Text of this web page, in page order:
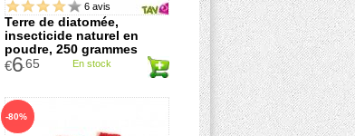
Terre de diatomée,
insecticide naturel en
poudre, 250 grammes
€6.65 En stock
6 avis
-80%